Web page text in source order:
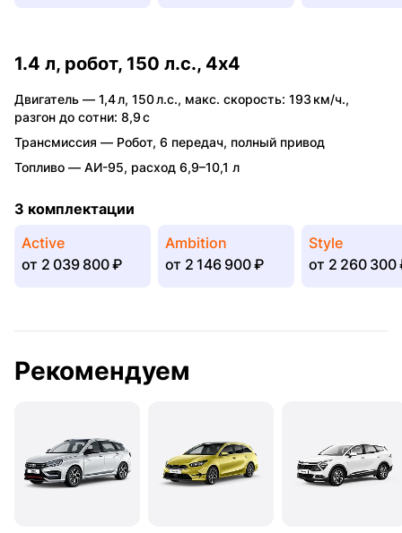
1.4 л, робот, 150 л.с., 4x4
Двигатель — 1,4 л, 150 л.с., макс. скорость: 193 км/ч.,
разгон до сотни: 8,9 с
Трансмиссия — Робот, 6 передач, полный привод
Топливо — АИ-95, расход 6,9–10,1 л
3 комплектации
Active
от 2 039 800 ₽
Ambition
от 2 146 900 ₽
Style
от 2 260 300
Рекомендуем